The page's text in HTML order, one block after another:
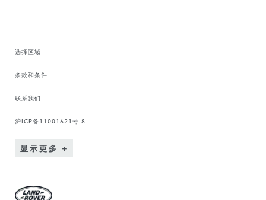
选择区域
条款和条件
联系我们
沪ICP备11001621号-8
显示更多